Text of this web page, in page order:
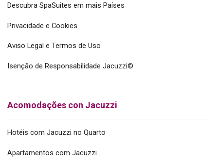
Descubra SpaSuites em mais Países
Privacidade e Cookies
Aviso Legal e Termos de Uso
Isenção de Responsabilidade Jacuzzi©
Acomodações con Jacuzzi
Hotéis com Jacuzzi no Quarto
Apartamentos com Jacuzzi